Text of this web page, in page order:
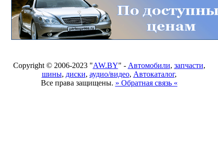
Copyright © 2006-2023 "AW.BY" - Автомобили, запчасти,
шины, диски, аудио/видео, Автокаталог,
Все права защищены. » Обратная связь «